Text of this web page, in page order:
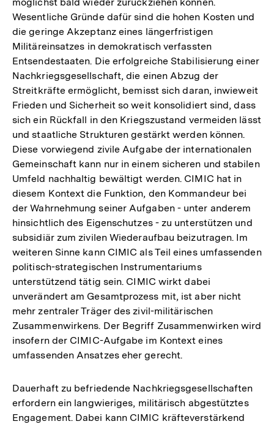
Wesentliche Gründe dafür sind die hohen Kosten und
die geringe Akzeptanz eines längerfristigen
Militäreinsatzes in demokratisch verfassten
Entsendestaaten. Die erfolgreiche Stabilisierung einer
Nachkriegsgesellschaft, die einen Abzug der
Streitkräfte ermöglicht, bemisst sich daran, inwieweit
Frieden und Sicherheit so weit konsolidiert sind, dass
sich ein Rückfall in den Kriegszustand vermeiden lässt
und staatliche Strukturen gestärkt werden können.
Diese vorwiegend zivile Aufgabe der internationalen
Gemeinschaft kann nur in einem sicheren und stabilen
Umfeld nachhaltig bewältigt werden. CIMIC hat in
diesem Kontext die Funktion, den Kommandeur bei
der Wahrnehmung seiner Aufgaben - unter anderem
hinsichtlich des Eigenschutzes - zu unterstützen und
subsidiär zum zivilen Wiederaufbau beizutragen. Im
weiteren Sinne kann CIMIC als Teil eines umfassenden
politisch-strategischen Instrumentariums
unterstützend tätig sein. CIMIC wirkt dabei
unverändert am Gesamtprozess mit, ist aber nicht
mehr zentraler Träger des zivil-militärischen
Zusammenwirkens. Der Begriff Zusammenwirken wird
insofern der CIMIC-Aufgabe im Kontext eines
umfassenden Ansatzes eher gerecht.
Dauerhaft zu befriedende Nachkriegsgesellschaften
erfordern ein langwieriges, militärisch abgestütztes
Engagement. Dabei kann CIMIC kräfteverstärkend